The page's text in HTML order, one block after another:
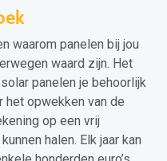
waarom panelen bij jou
waard zijn. Het
panelen je behoorlijk
het opwekken van de
op een vrij
halen. Elk jaar kan